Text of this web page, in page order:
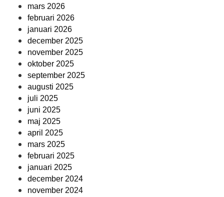
mars 2026
februari 2026
januari 2026
december 2025
november 2025
oktober 2025
september 2025
augusti 2025
juli 2025
juni 2025
maj 2025
april 2025
mars 2025
februari 2025
januari 2025
december 2024
november 2024